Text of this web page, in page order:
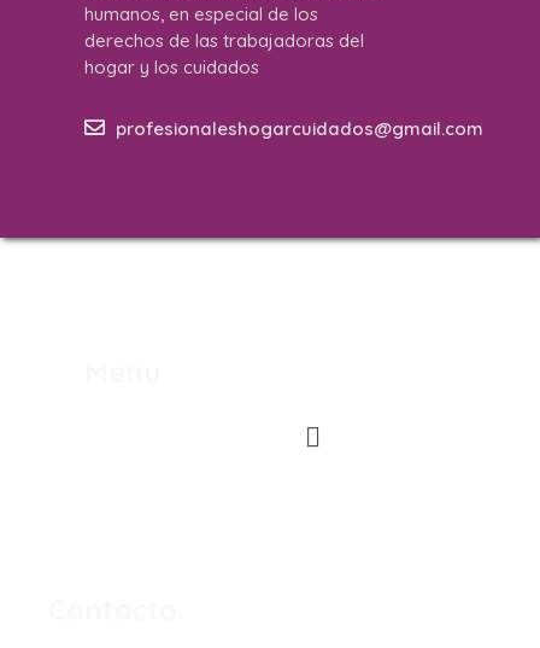
humanos, en especial de los
derechos de las trabajadoras del
hogar y los cuidados
profesionaleshogarcuidados@gmail.com